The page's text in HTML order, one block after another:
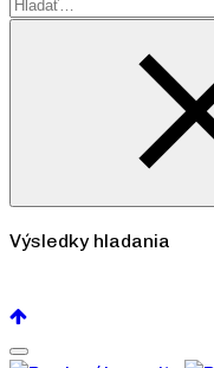
Výsledky hladania